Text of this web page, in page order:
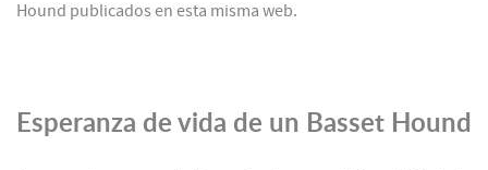
Hound publicados en esta misma web.
Esperanza de vida de un Basset Hound